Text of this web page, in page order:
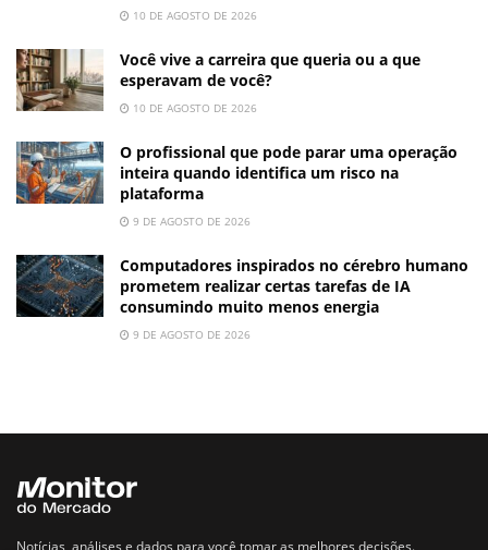
10 DE AGOSTO DE 2026
Você vive a carreira que queria ou a que
esperavam de você?
10 DE AGOSTO DE 2026
O profissional que pode parar uma operação
inteira quando identifica um risco na
plataforma
9 DE AGOSTO DE 2026
Computadores inspirados no cérebro humano
prometem realizar certas tarefas de IA
consumindo muito menos energia
9 DE AGOSTO DE 2026